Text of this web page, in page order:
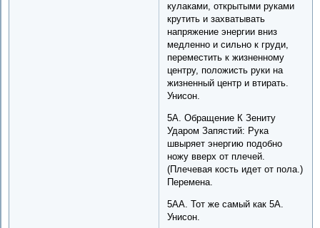
кулаками, открытыми руками
крутить и захватывать
напряжение энергии вниз
медленно и сильно к груди,
переместить к жизненному
центру, положисть руки на
жизненный центр и втирать.
Унисон.
5A. Обращение К Зениту
Ударом Запястий: Рука
швыряет энергию подобно
ножу вверх от плечей.
(Плечевая кость идет от пола.)
Перемена.
5AA. Тот же самый как 5A.
Унисон.